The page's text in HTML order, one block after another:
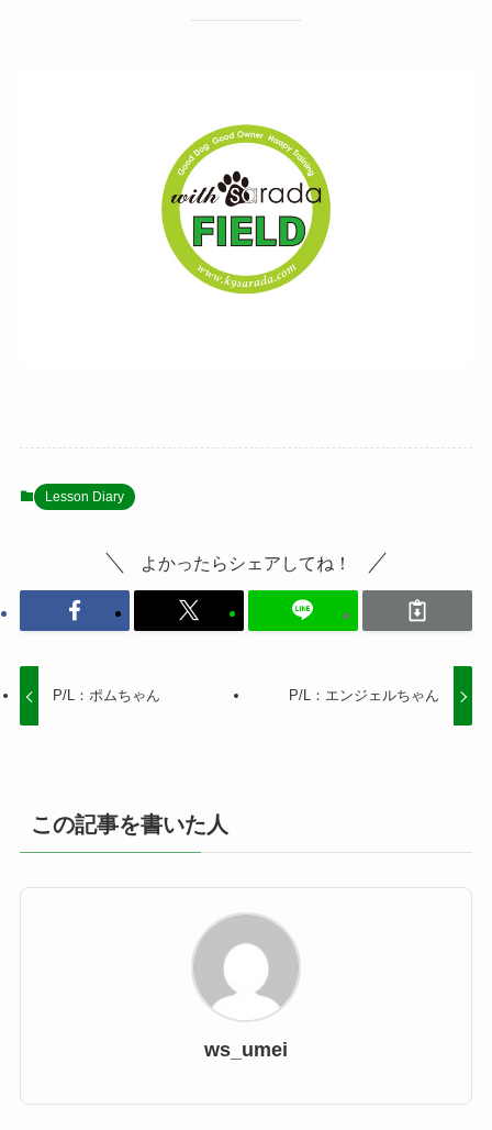
Lesson Diary
よかったらシェアしてね！
P/L：ポムちゃん P/L：エンジェルちゃん
この記事を書いた人
ws_umei